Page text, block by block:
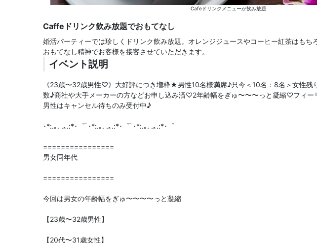
Cafeドリンクメニューが飲み放題
Caffeドリンク飲み放題でおもてなし
婚活パーティーでは珍しくドリンク飲み放題。オレンジジュースやコーヒー紅茶はもち
おもてなし精神でお客様を接客させていただきます。
イベント説明
《23歳〜32歳男性♡》大好評につき増枠★男性10名様満席♪只今＜10名：8名＞女性
数♪商社や大手メーカーの方などお申し込み済♡2年齢幅をぎゅ〜〜〜っと凝縮♡フィー
男性はキャンセル待ちのみ受付中♪
･*:.｡. .｡.:*･゜ﾟ･*:.｡. .｡.:*･゜ﾟ･*:.｡. .｡.:*･゜
================
男女同年代
================
今回は男女の年齢幅をぎゅ〜〜〜〜っと凝縮
【23歳〜32歳男性】
【20代〜31歳女性】